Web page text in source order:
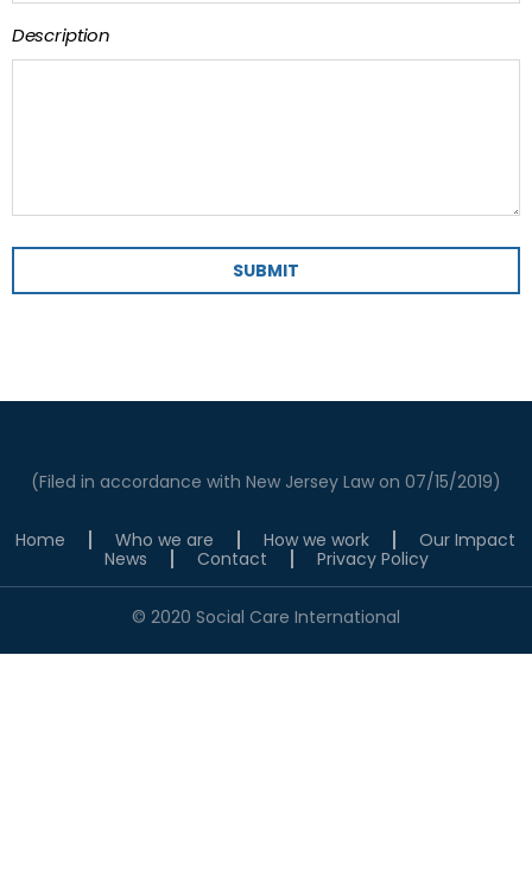
Description
SUBMIT
(Filed in accordance with New Jersey Law on 07/15/2019)
Home Who we are How we work
Our Impact
News
Contact Privacy Policy
© 2020 Social Care International